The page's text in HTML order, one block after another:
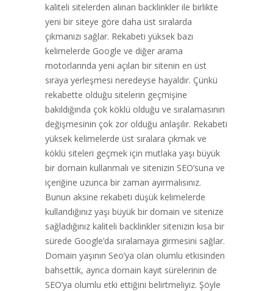
kaliteli sitelerden alınan backlinkler ile birlikte
yeni bir siteye göre daha üst sıralarda
çıkmanızı sağlar. Rekabeti yüksek bazı
kelimelerde Google ve diğer arama
motorlarında yeni açılan bir sitenin en üst
sıraya yerleşmesi neredeyse hayaldir. Çünkü
rekabette olduğu sitelerin geçmişine
bakıldığında çok köklü olduğu ve sıralamasının
değişmesinin çok zor olduğu anlaşılır. Rekabeti
yüksek kelimelerde üst sıralara çıkmak ve
köklü siteleri geçmek için mutlaka yaşı büyük
bir domain kullanmalı ve sitenizin SEO’suna ve
içeriğine uzunca bir zaman ayırmalısınız.
Bunun aksine rekabeti düşük kelimelerde
kullandığınız yaşı büyük bir domain ve sitenize
sağladığınız kaliteli backlinkler sitenizin kısa bir
sürede Google’da sıralamaya girmesini sağlar.
Domain yaşının Seo’ya olan olumlu etkisinden
bahsettik, ayrıca domain kayıt sürelerinin de
SEO’ya olumlu etki ettiğini belirtmeliyiz. Şöyle